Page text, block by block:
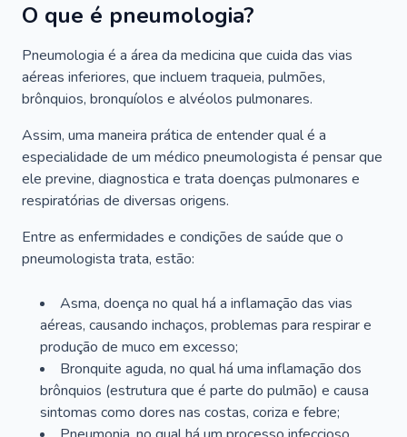
O que é pneumologia?
Pneumologia é a área da medicina que cuida das vias
aéreas inferiores, que incluem traqueia, pulmões,
brônquios, bronquíolos e alvéolos pulmonares.
Assim, uma maneira prática de entender qual é a
especialidade de um médico pneumologista é pensar que
ele previne, diagnostica e trata doenças pulmonares e
respiratórias de diversas origens.
Entre as enfermidades e condições de saúde que o
pneumologista trata, estão:
Asma, doença no qual há a inflamação das vias
aéreas, causando inchaços, problemas para respirar e
produção de muco em excesso;
Bronquite aguda, no qual há uma inflamação dos
brônquios (estrutura que é parte do pulmão) e causa
sintomas como dores nas costas, coriza e febre;